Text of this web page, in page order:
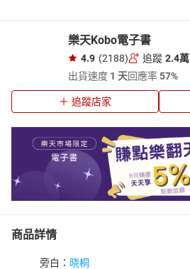
樂天Kobo電子書
4.9 (2188) 追蹤 2.4萬
出貨速度 1 天回應率57%
追蹤店家
商品詳情
旁白： 晓桐